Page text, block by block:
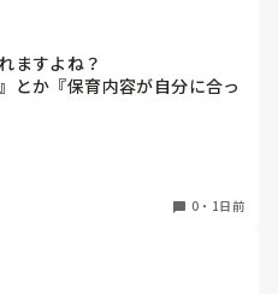
ますよね？
とか『保育内容が自分に合っ
かと思いますが、実際はどう
模、保育内容は勘案しますが
いか、給与はどうか…という
答えていますか？また、本
0 ・ 1日前